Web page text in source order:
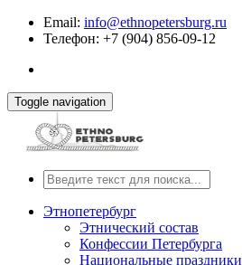
Email: info@ethnopetersburg.ru
Телефон: +7 (904) 856-09-12
Toggle navigation
Этнопетербург
Этнический состав
Конфессии Петербурга
Национальные праздники